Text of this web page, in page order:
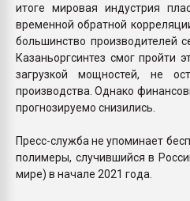
итоге мировая индустрия
временной обратной
большинство производителей
Казаньоргсинтез смог пройти
загрузкой мощностей, не
производства. Однако
прогнозируемо снизились.
Пресс-служба не упоминает
полимеры, случившийся в
мире) в начале 2021 года.